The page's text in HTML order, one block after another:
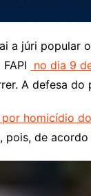
a júri popular
no dia 9
A defesa
homicídio
pois, de